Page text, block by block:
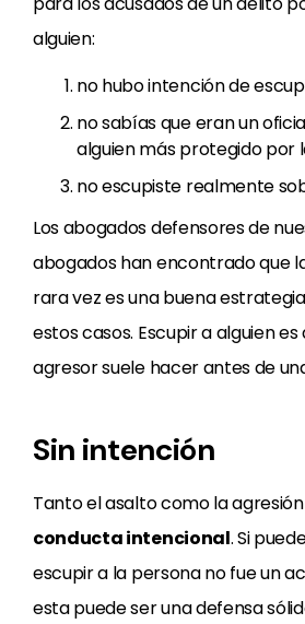
alguien:
no hubo intención de
no sabías que eran un
alguien más protegido por
no escupiste realmente
Los abogados defensores de
abogados han encontrado que
rara vez es una buena
estos casos. Escupir a alguien es
agresor suele hacer antes de
Sin intención
Tanto el asalto como la
conducta intencional. Si
escupir a la persona no fue un
esta puede ser una defensa